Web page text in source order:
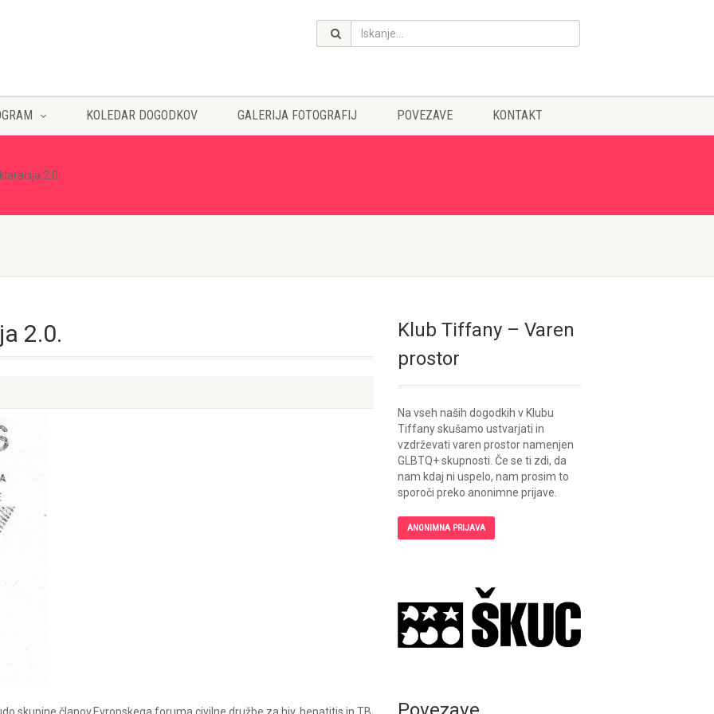
KOLEDAR DOGODKOV GALERIJA FOTOGRAFIJ POVEZAVE KONTAKT
2.0.
2.0.
Klub Tiffany – Varen
prostor
Na vseh naših dogodkih v Klubu
Tiffany skušamo ustvarjati in
vzdrževati varen prostor namenjen
GLBTQ+ skupnosti. Če se ti zdi, da
nam kdaj ni uspelo, nam prosim to
sporoči preko anonimne prijave.
ANONIMNA PRIJAVA